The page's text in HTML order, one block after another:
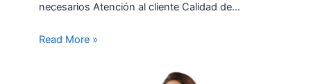
necesarios Atención al cliente Calidad de…
Read More »